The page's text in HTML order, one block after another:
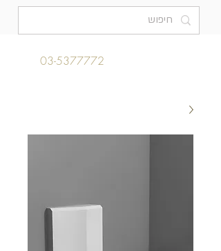
03-5377772